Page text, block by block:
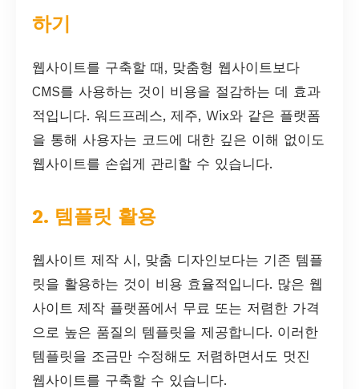
하기
웹사이트를 구축할 때, 맞춤형 웹사이트보다
CMS를 사용하는 것이 비용을 절감하는 데 효과
적입니다. 워드프레스, 제주, Wix와 같은 플랫폼
을 통해 사용자는 코드에 대한 깊은 이해 없이도
웹사이트를 손쉽게 관리할 수 있습니다.
2. 템플릿 활용
웹사이트 제작 시, 맞춤 디자인보다는 기존 템플
릿을 활용하는 것이 비용 효율적입니다. 많은 웹
사이트 제작 플랫폼에서 무료 또는 저렴한 가격
으로 높은 품질의 템플릿을 제공합니다. 이러한
템플릿을 조금만 수정해도 저렴하면서도 멋진
웹사이트를 구축할 수 있습니다.